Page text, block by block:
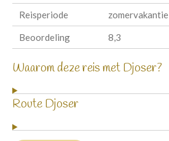
Reisperiode zomervakantie
Beoordeling 8,3
Waarom deze reis met Djoser?
Route Djoser